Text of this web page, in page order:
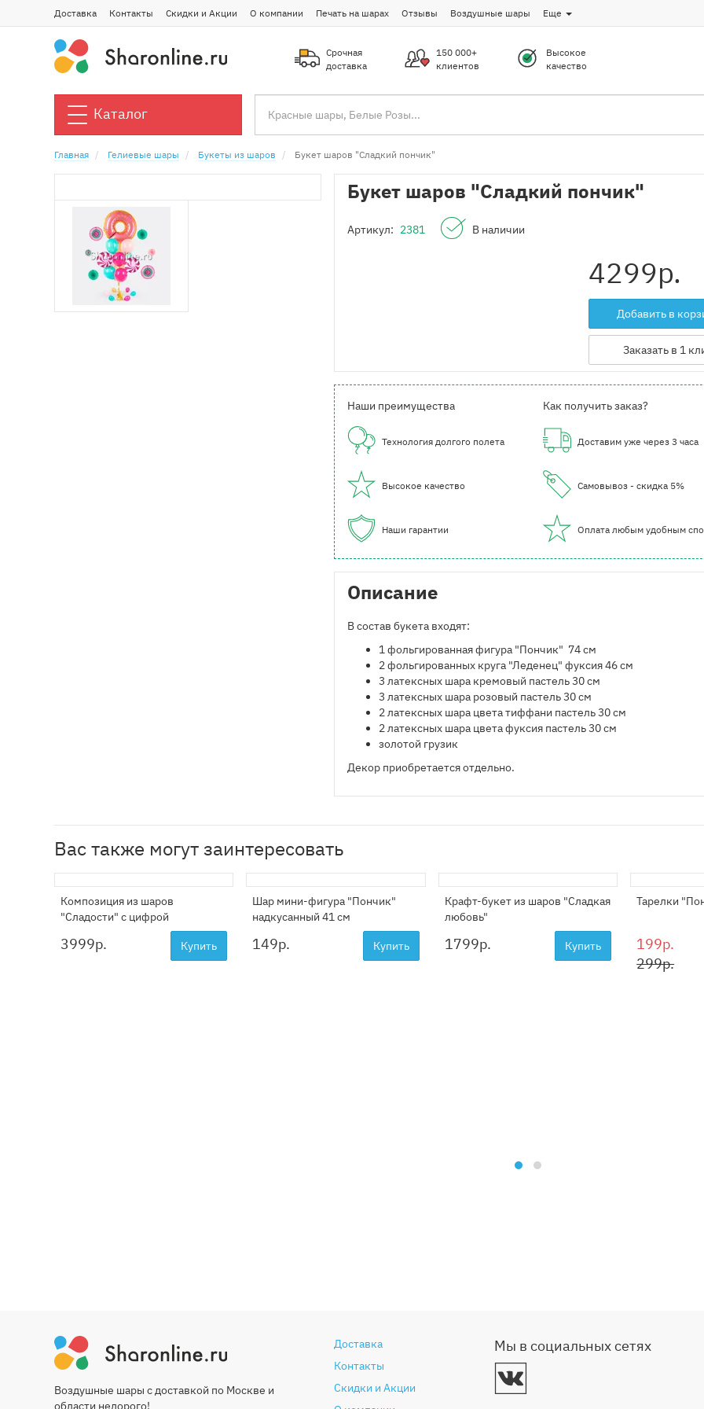
Доставка Контакты Скидки и Акции О компании Печать на шарах Отзывы Воздушные шары Еще
Срочная
доставка
150 000+
клиентов
Высокое
качество
Каталог
Главная Гелиевые шары Букеты из шаров Букет шаров "Сладкий пончик"
Букет шаров "Сладкий пончик"
Артикул: 2381 В наличии
4299р.
Добавить в
Заказать в 1
Наши преимущества
Технология долгого полета
Высокое качество
Наши гарантии
Как получить заказ?
Доставим уже через 3 часа
Самовывоз - скидка 5%
Оплата любым удобным
Описание
В состав букета входят:
1 фольгированная фигура "Пончик" 74 см
2 фольгированных круга "Леденец" фуксия 46 см
3 латексных шара кремовый пастель 30 см
3 латексных шара розовый пастель 30 см
2 латексных шара цвета тиффани пастель 30 см
2 латексных шара цвета фуксия пастель 30 см
золотой грузик
Декор приобретается отдельно.
Вас также могут заинтересовать
Композиция из шаров
"Сладости" с цифрой
3999р. Купить
Шар мини-фигура "Пончик"
надкусанный 41 см
149р. Купить
Крафт-букет из шаров "Сладкая
любовь"
1799р. Купить
Тарелки
199р.
299р.
Воздушные шары с доставкой по Москве и
области недорого!
Доставка
Контакты
Скидки и Акции
Мы в социальных сетях